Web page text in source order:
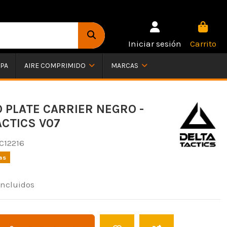
Iniciar sesión Carrito
AIRE COMPRIMIDO MARCAS
PLATE CARRIER NEGRO -
V07